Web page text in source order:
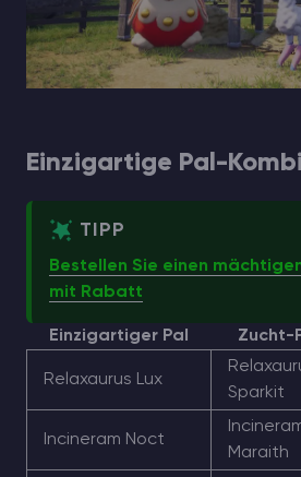
Einzigartige Pal-
TIPP
Bestellen Sie einen
mit Rabatt
Einzigartiger Pal Zucht-
Relaxaurus Lux
Sparkit
Incineram Noct
Maraith